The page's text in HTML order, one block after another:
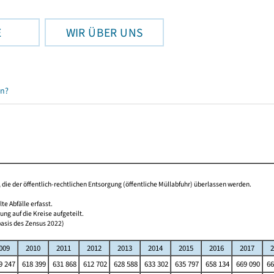
WIR ÜBER UNS
der öffentlich-rechtlichen Entsorgung (öffentliche Müllabfuhr) überlassen werden.
Abfälle erfasst.
auf die Kreise aufgeteilt.
des Zensus 2022)
2010 2011 2012 2013 2014 2015 2016 2017
247 618 399 631 868 612 702 628 588 633 302 635 797 658 134 669 090